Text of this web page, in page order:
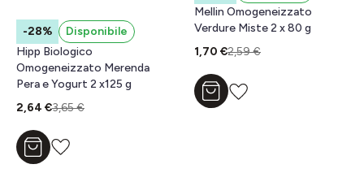
-28%
Disponibile
Hipp Biologico
Omogeneizzato Merenda
Pera e Yogurt 2 x125 g
2,64 €3,65 €
Aggiungi al carrello
Mellin Omogeneizzato
Verdure Miste 2 x 80 g
1,70 €2,59 €
Aggiungi al carrello